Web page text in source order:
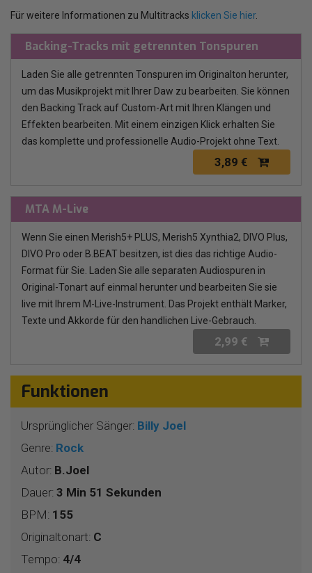
Für weitere Informationen zu Multitracks klicken Sie hier.
Backing-Tracks mit getrennten Tonspuren
Laden Sie alle getrennten Tonspuren im Originalton herunter,
um das Musikprojekt mit Ihrer Daw zu bearbeiten. Sie können
den Backing Track auf Custom-Art mit Ihren Klängen und
Effekten bearbeiten. Mit einem einzigen Klick erhalten Sie
das komplette und professionelle Audio-Projekt ohne Text.
3,89 €
MTA M-Live
Wenn Sie einen Merish5+ PLUS, Merish5 Xynthia2, DIVO Plus,
DIVO Pro oder B.BEAT besitzen, ist dies das richtige Audio-
Format für Sie. Laden Sie alle separaten Audiospuren in
Original-Tonart auf einmal herunter und bearbeiten Sie sie
live mit Ihrem M-Live-Instrument. Das Projekt enthält Marker,
Texte und Akkorde für den handlichen Live-Gebrauch.
2,99 €
Funktionen
Ursprünglicher Sänger: Billy Joel
Genre: Rock
Autor: B.Joel
Dauer: 3 Min 51 Sekunden
BPM: 155
Originaltonart: C
Tempo: 4/4